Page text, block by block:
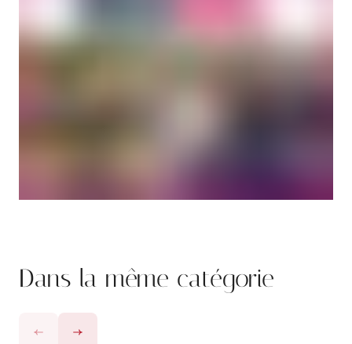
Dans la même catégorie